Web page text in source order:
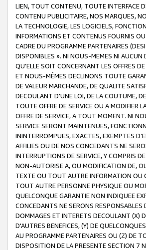
LIEN, TOUT CONTENU, TOUTE INTERFACE
CONTENU PUBLICITAIRE, NOS MARQUES,
LA TECHNOLOGIE, LES LOGICIELS,
INFORMATIONS ET CONTENUS FOURNIS
CADRE DU PROGRAMME PARTENAIRES
DISPONIBLES ». NI NOUS-MEMES NI AUCUN
QU’ELLE SOIT CONCERNANT LES OFFRES
ET NOUS-MÊMES DECLINONS TOUTE
DE VALEUR MARCHANDE, DE QUALITE
DECOULANT D’UNE LOI, DE LA COUTUME,
TOUTE OFFRE DE SERVICE OU A MODIFIER
OFFRE DE SERVICE, A TOUT MOMENT. NI
SERVICE SERONT MAINTENUES,
ININTERROMPUES, EXACTES, EXEMPTES
AFFILIES OU DE NOS CONCEDANTS NE
INTERRUPTIONS DE SERVICE, Y COMPRIS
NON-AUTORISE A, OU MODIFICATION DE,
TEXTE OU TOUT AUTRE INFORMATION OU
TOUT AUTRE PERSONNE PHYSIQUE OU
QUELCONQUE GARANTIE NON INDIQUEE
CONCEDANTS NE SERONS
DOMMAGES ET INTERETS DECOULANT (X)
D'AUTRES BENEFICES, (Y) DE
AU PROGRAMME PARTENAIRES OU (Z) DE
DISPOSITION DE LA PRESENTE SECTION 7